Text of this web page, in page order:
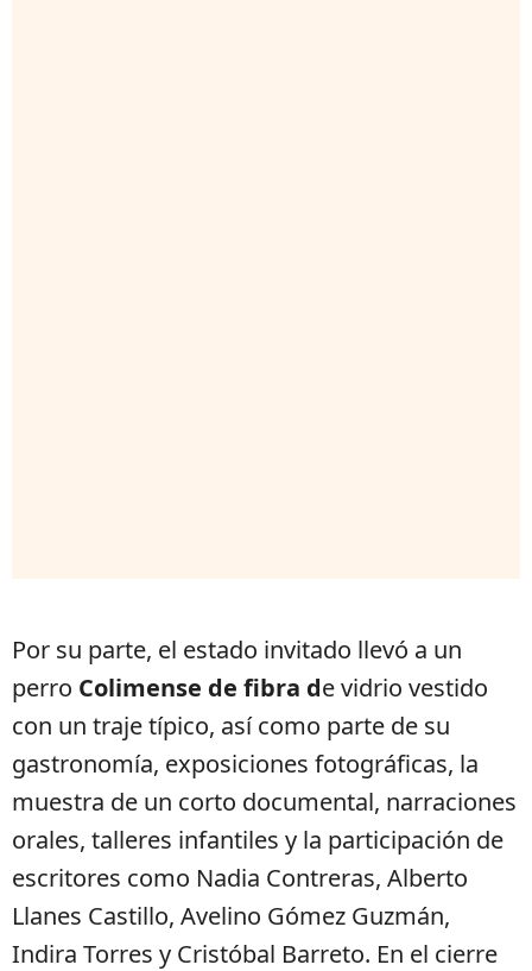
Por su parte, el estado invitado llevó a un
perro Colimense de fibra de vidrio vestido
con un traje típico, así como parte de su
gastronomía, exposiciones fotográficas, la
muestra de un corto documental, narraciones
orales, talleres infantiles y la participación de
escritores como Nadia Contreras, Alberto
Llanes Castillo, Avelino Gómez Guzmán,
Indira Torres y Cristóbal Barreto. En el cierre